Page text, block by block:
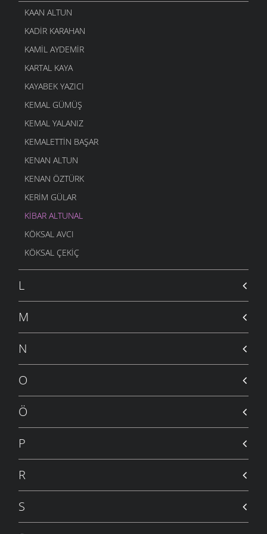
KAAN ALTUN
KADIR KARAHAN
KAMIL AYDEMIR
KARTAL KAYA
KAYABEK YAZICI
KEMAL GÜMÜŞ
KEMAL YALANIZ
KEMALETTIN BAŞAR
KENAN ALTUN
KENAN ÖZTÜRK
KERIM GÜLAR
KIBAR ALTUNAL
KÖKSAL AVCI
KÖKSAL ÇEKIÇ
L
M
N
O
Ö
P
R
S